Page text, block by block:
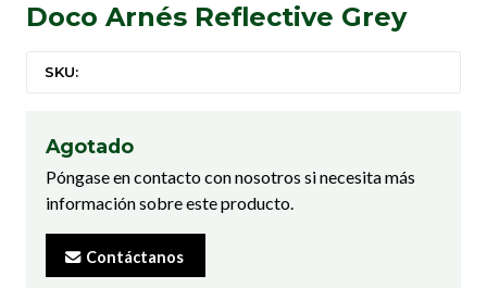
Doco Arnés Reflective Grey
SKU:
Agotado
Póngase en contacto con nosotros si necesita más
información sobre este producto.
Contáctanos